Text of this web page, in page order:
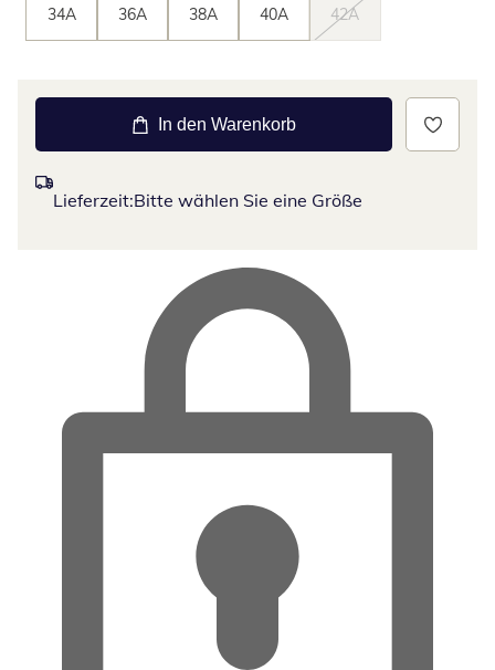
34A 36A 38A 40A 42A
In den Warenkorb
Lieferzeit:Bitte wählen Sie eine Größe